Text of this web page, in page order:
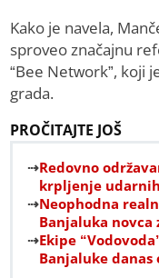
Kako je navela,
sproveo značajnu
“Bee Network”, koji
grada.
PROČITAJTE JOŠ
Redovno
krpljenje
Neophodna
Banjaluka
Ekipe
Banjaluke danas